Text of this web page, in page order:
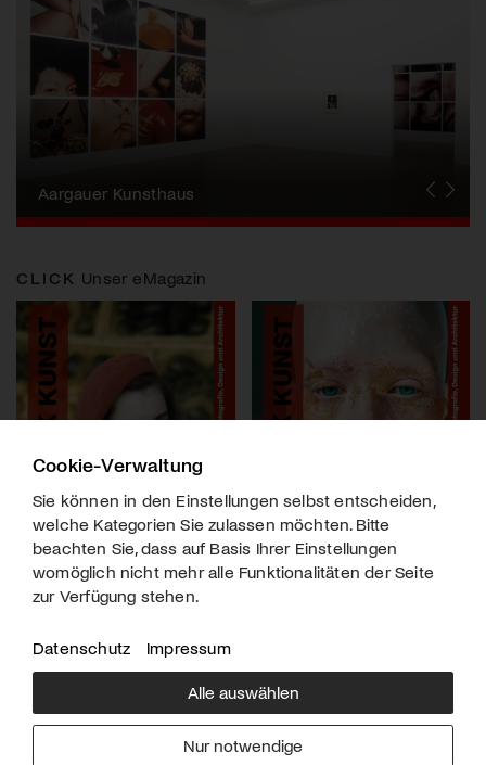
Künstlerin
Aargauer Kunsthaus
Gewerbemuseum Winterthur
Liste Art Fair Basel
Bündner Kunstmuseum
Künstler:innen Portraits
Junge Schweizer Kunst
Vögele Kultur Zentrum
Nidwaldner Museum
Haus für Kunst Uri
CLICK Unser eMagazin
Über uns
Downloads
Werben
Impressum
Cookie-Verwaltung
Sie können in den Einstellungen selbst entscheiden,
welche Kategorien Sie zulassen möchten. Bitte
beachten Sie, dass auf Basis Ihrer Einstellungen
womöglich nicht mehr alle Funktionalitäten der Seite
zur Verfügung stehen.
Datenschutz Impressum
Alle auswählen
Nur notwendige